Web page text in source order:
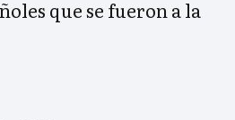
que se fueron a la